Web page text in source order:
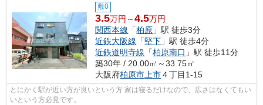
敷0
3.5万円～4.5万円
関西本線 「柏原 」駅 徒歩3分
近鉄大阪線 「堅下 」駅 徒歩4分
近鉄道明寺線 「柏原南口 」駅 徒歩11分
築30年 / 20.00㎡～33.75㎡
大阪府柏原市 上市４丁目1-15
とにかく駅が近い方が良いという方 家は寝るだけなので、広さはなくてもい
いという方必見です。